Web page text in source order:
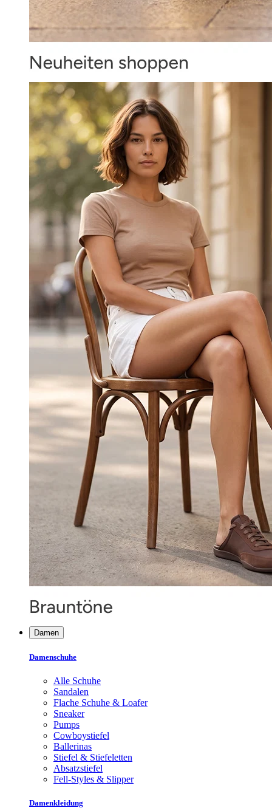
Damen
Damenschuhe
Alle Schuhe
Sandalen
Flache Schuhe & Loafer
Sneaker
Pumps
Cowboystiefel
Ballerinas
Stiefel & Stiefeletten
Absatzstiefel
Fell-Styles & Slipper
Damenkleidung